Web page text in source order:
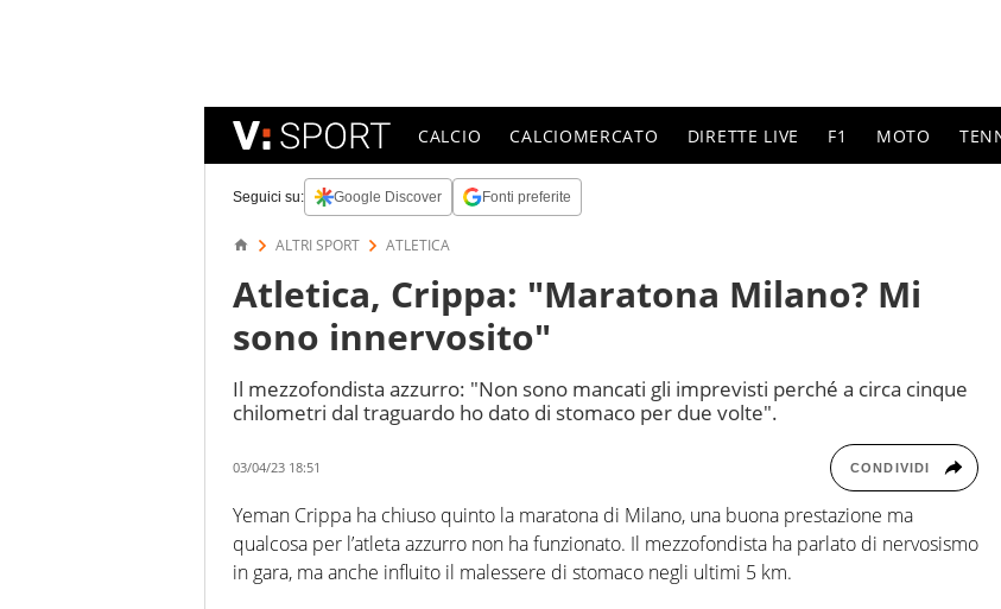
CALCIO CALCIOMERCATO DIRETTE LIVE F1 MOTO
Seguici su: Google Discover Fonti preferite
ALTRI SPORT ATLETICA
Atletica, Crippa: "Maratona Milano? Mi
sono innervosito"
Il mezzofondista azzurro: "Non sono mancati gli imprevisti perché a circa cinque
chilometri dal traguardo ho dato di stomaco per due volte".
03/04/23 18:51 CONDIVIDI
Yeman Crippa ha chiuso quinto la maratona di Milano, una buona prestazione ma
qualcosa per l’atleta azzurro non ha funzionato. Il mezzofondista ha parlato di nervosismo
in gara, ma anche influito il malessere di stomaco negli ultimi 5 km.